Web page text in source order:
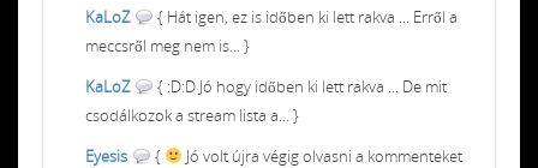
KaLoZ
{ Hát igen, ez is időben ki lett rakva ... Erről a
meccsről meg nem is... }
KaLoZ
{ :D:D Jó hogy időben ki lett rakva ... De mit
csodálkozok a stream lista a... }
Eyesis
{
Jó volt újra végig olvasni a kommenteket